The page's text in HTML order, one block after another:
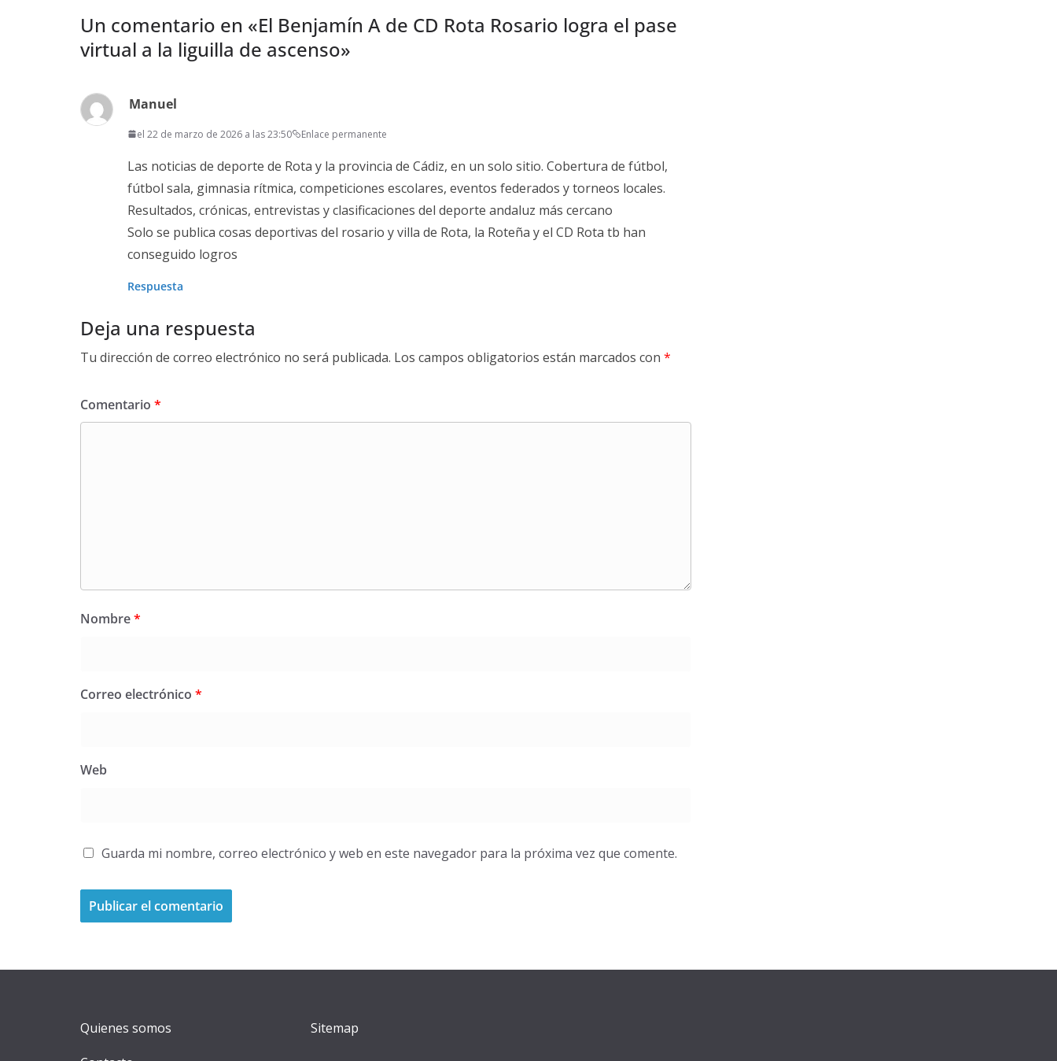
Un comentario en «El Benjamín A de CD Rota Rosario logra el pase
virtual a la liguilla de ascenso»
Manuel
el 22 de marzo de 2026 a las 23:50 Enlace permanente
Las noticias de deporte de Rota y la provincia de Cádiz, en un solo sitio. Cobertura de fútbol,
fútbol sala, gimnasia rítmica, competiciones escolares, eventos federados y torneos locales.
Resultados, crónicas, entrevistas y clasificaciones del deporte andaluz más cercano
Solo se publica cosas deportivas del rosario y villa de Rota, la Roteña y el CD Rota tb han
conseguido logros
Respuesta
Deja una respuesta
Tu dirección de correo electrónico no será publicada. Los campos obligatorios están marcados con *
Comentario *
Nombre*
Correo electrónico *
Web
Guarda mi nombre, correo electrónico y web en este navegador para la próxima vez que comente.
r
Quienes somos
Sitemap